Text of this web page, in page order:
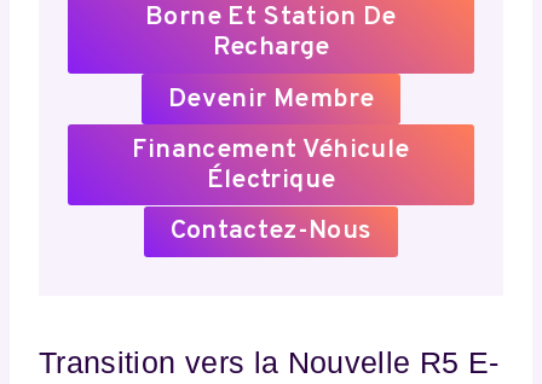
Borne Et Station De
Recharge
Devenir Membre
Financement Véhicule
Électrique
Contactez-Nous
Transition vers la Nouvelle R5 E-